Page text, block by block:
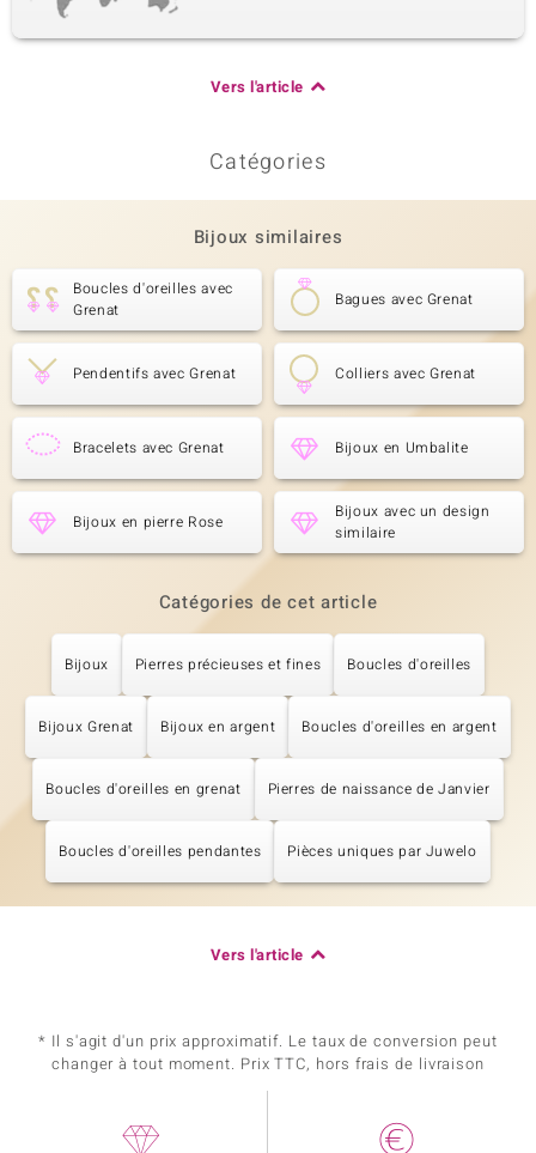
Vers l'article
Catégories
Bijoux similaires
Boucles d'oreilles avec
Grenat
Bagues avec Grenat
Pendentifs avec Grenat Colliers avec Grenat
Bracelets avec Grenat Bijoux en Umbalite
Bijoux en pierre Rose
Bijoux avec un design
similaire
Catégories de cet article
Bijoux Pierres précieuses et fines Boucles d'oreilles
Bijoux Grenat Bijoux en argent Boucles d'oreilles en argent
Boucles d'oreilles en grenat Pierres de naissance de Janvier
Boucles d'oreilles pendantes Pièces uniques par Juwelo
Vers l'article
* Il s'agit d'un prix approximatif. Le taux de conversion peut
changer à tout moment. Prix TTC, hors frais de livraison